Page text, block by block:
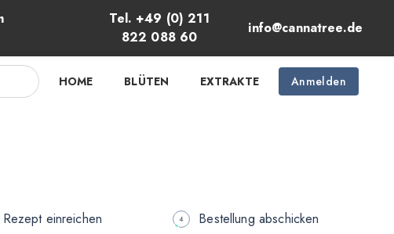
Tel. +49 (0) 211
822 088 60
info@cannatree.de
HOME BLÜTEN EXTRAKTE Anmelden
Rezept einreichen Bestellung abschicken